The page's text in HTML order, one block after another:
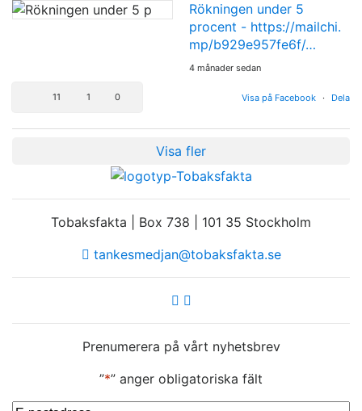
Rökningen under 5
procent - https://mailchi.
mp/b929e957fe6f/…
4 månader sedan
Visa på Facebook · Dela
11 1 0
Visa fler
Tobaksfakta | Box 738 | 101 35 Stockholm
tankesmedjan@tobaksfakta.se
Prenumerera på vårt nyhetsbrev
”*” anger obligatoriska fält